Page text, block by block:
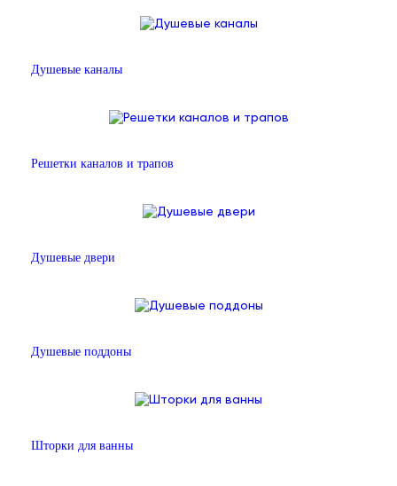
Душевые каналы
Решетки каналов и трапов
Душевые двери
Душевые поддоны
Шторки для ванны